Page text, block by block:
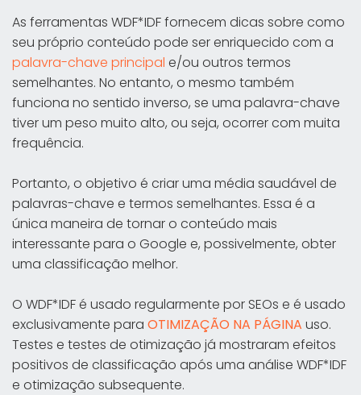
As ferramentas WDF*IDF fornecem dicas sobre como
seu próprio conteúdo pode ser enriquecido com a
palavra-chave principal e/ou outros termos
semelhantes. No entanto, o mesmo também
funciona no sentido inverso, se uma palavra-chave
tiver um peso muito alto, ou seja, ocorrer com muita
frequência.
Portanto, o objetivo é criar uma média saudável de
palavras-chave e termos semelhantes. Essa é a
única maneira de tornar o conteúdo mais
interessante para o Google e, possivelmente, obter
uma classificação melhor.
O WDF*IDF é usado regularmente por SEOs e é usado
exclusivamente para OTIMIZAÇÃO NA PÁGINA uso.
Testes e testes de otimização já mostraram efeitos
positivos de classificação após uma análise WDF*IDF
e otimização subsequente.